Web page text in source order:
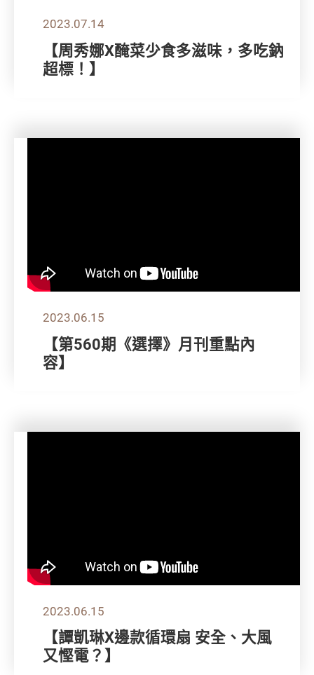
2023.07.14
【周秀娜X醃菜少食多滋味，多吃鈉
超標！】
2023.06.15
【第560期《選擇》月刊重點內
容】
2023.06.15
【譚凱琳X邊款循環扇 安全、大風
又慳電？】